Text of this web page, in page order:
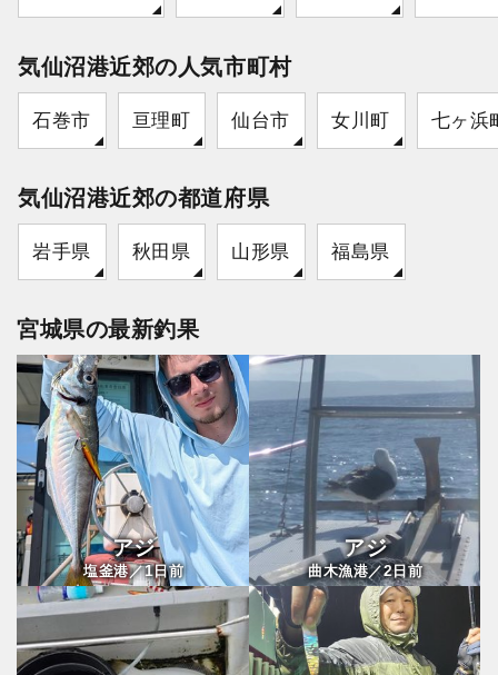
気仙沼港近郊の人気市町村
石巻市 亘理町 仙台市 女川町 七ヶ浜
気仙沼港近郊の都道府県
岩手県 秋田県 山形県 福島県
宮城県の最新釣果
アジ
塩釜港／1日前
アジ
曲木漁港／2日前